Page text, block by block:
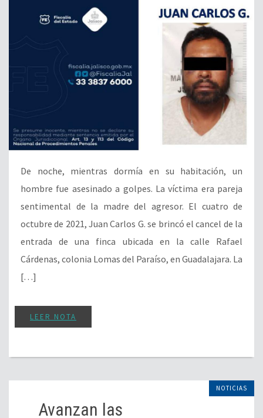
De noche, mientras dormía en su habitación, un
hombre fue asesinado a golpes. La víctima era pareja
sentimental de la madre del agresor. El cuatro de
octubre de 2021, Juan Carlos G. se brincó el cancel de la
entrada de una finca ubicada en la calle Rafael
Cárdenas, colonia Lomas del Paraíso, en Guadalajara. La
[…]
LEER NOTA
NOTICIAS
Avanzan las